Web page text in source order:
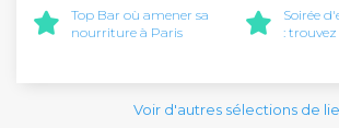
Top Bar où amener sa
nourriture à Paris
Soirée
:
Voir d'autres sélections de